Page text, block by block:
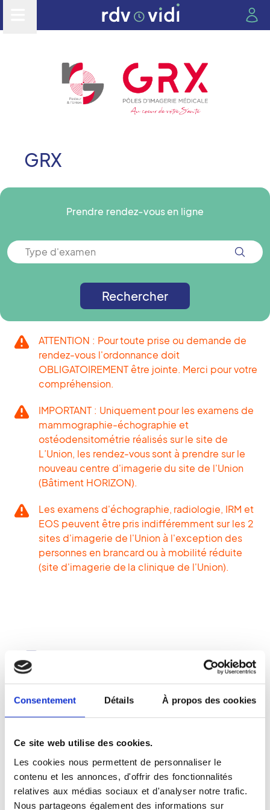
Consentement Détails À propos des cookies
Ce site web utilise des cookies.
Les cookies nous permettent de personnaliser le
contenu et les annonces, d'offrir des fonctionnalités
relatives aux médias sociaux et d'analyser notre trafic.
Nous partageons également des informations sur
GRX
Prendre rendez-vous en ligne
Type d'examen
Rechercher
ATTENTION : Pour toute prise ou demande de
rendez-vous l'ordonnance doit
OBLIGATOIREMENT être jointe. Merci pour votre
compréhension.
IMPORTANT : Uniquement pour les examens de
mammographie-échographie et
ostéodensitométrie réalisés sur le site de
L’Union, les rendez-vous sont à prendre sur le
nouveau centre d'imagerie du site de l'Union
(Bâtiment HORIZON).
Les examens d'échographie, radiologie, IRM et
EOS peuvent être pris indifféremment sur les 2
sites d'imagerie de l'Union à l'exception des
personnes en brancard ou à mobilité réduite
(site d'imagerie de la clinique de l'Union).
Chèques acceptés
Autres informations
Carte vitale acceptée
Établissement conventionné